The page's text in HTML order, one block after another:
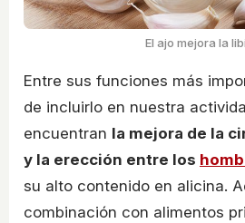
El ajo mejora la
Entre sus funciones más
de incluirlo en nuestra
encuentran la mejora de la
y la erección entre los
su alto contenido en alicina.
combinación con alimentos